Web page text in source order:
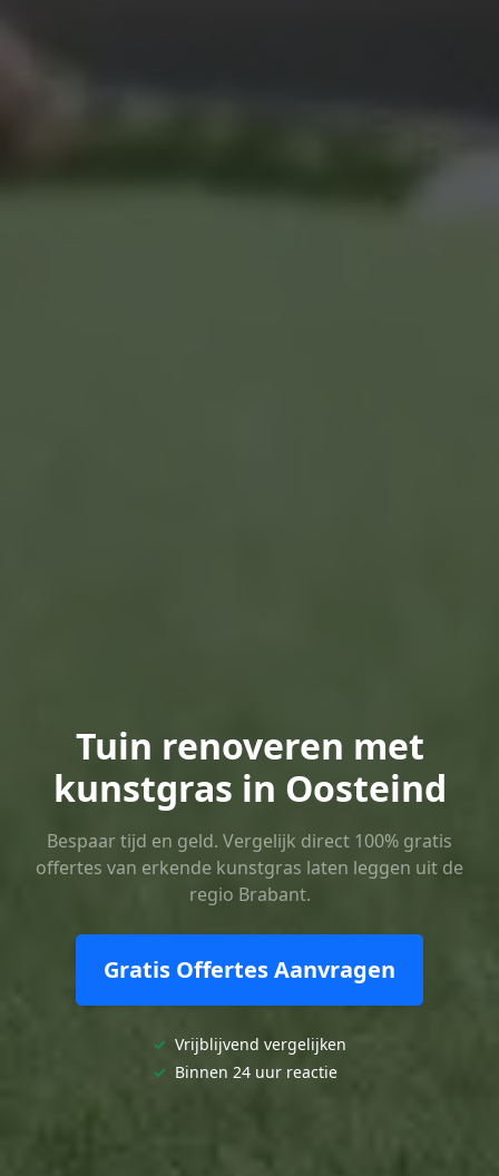
Tuin renoveren met
kunstgras in Oosteind
Bespaar tijd en geld. Vergelijk direct 100% gratis
offertes van erkende kunstgras laten leggen uit de
regio Brabant.
Gratis Offertes Aanvragen
✓ Vrijblijvend vergelijken
✓ Binnen 24 uur reactie